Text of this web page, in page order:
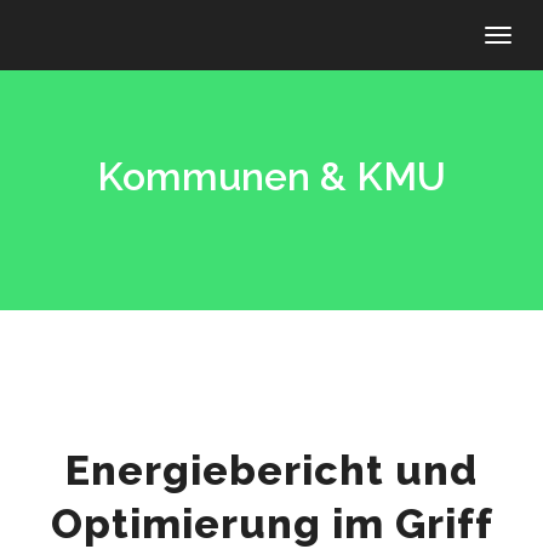
Kommunen & KMU
Energiebericht und
Optimierung im Griff